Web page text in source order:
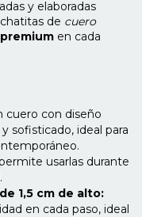
y elaboradas
de cuero
en cada
cuero con diseño
sofisticado, ideal para
usarlas durante
1,5 cm de alto:
en cada paso, ideal